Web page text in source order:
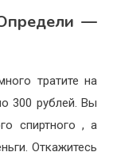
—
тратите на
300 рублей. Вы
спиртного , а
Откажитесь